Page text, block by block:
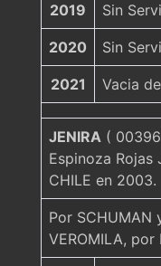
2019 Sin
2020 Sin
2021 Vacia
JENIRA (
Espinoza Rojas
CHILE en 2003.
Por SCHUMAN
VEROMILA, por